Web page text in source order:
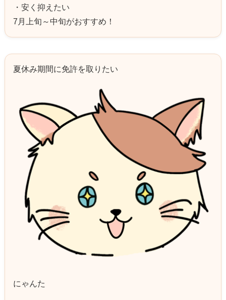
安く抑えたい
7月上旬～中旬がおすすめ！
夏休み期間に免許を取りたい
にゃんた